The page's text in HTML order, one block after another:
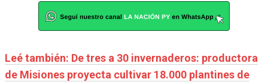
Leé también: De tres a 30 invernaderos: productora
de Misiones proyecta cultivar 18.000 plantines de